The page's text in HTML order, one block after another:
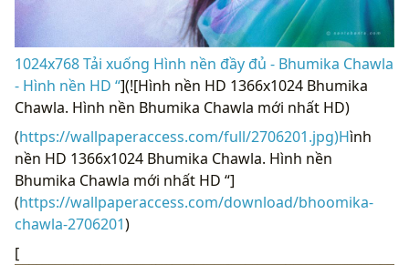
1024x768 Tải xuống Hình nền đầy đủ - Bhumika Chawla
- Hình nền HD “](![Hình nền HD 1366x1024 Bhumika
Chawla. Hình nền Bhumika Chawla mới nhất HD)
(https://wallpaperaccess.com/full/2706201.jpg)Hình
nền HD 1366x1024 Bhumika Chawla. Hình nền
Bhumika Chawla mới nhất HD “]
(https://wallpaperaccess.com/download/bhoomika-
chawla-2706201)
[